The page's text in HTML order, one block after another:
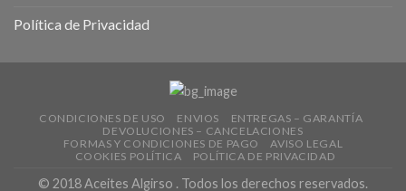
Política de Privacidad
CONDICIONES DE USO ENVIOS
ENTREGAS – GARANTÍA
DEVOLUCIONES – CANCELACIONES
FORMAS Y CONDICIONES DE PAGO
AVISO LEGAL
COOKIES POLÍTICA
POLÍTICA DE PRIVACIDAD
© 2018 Aceites Algirso . Todos los derechos reservados.